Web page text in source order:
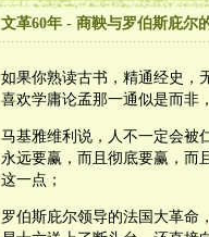
文革60年 - 商鞅与罗伯斯庇尔
如果你熟读古书，精通经史，
喜欢学庸论孟那一通似是而非
马基雅维利说，人不一定会被
永远要赢，而且彻底要赢，而
这一点；
罗伯斯庇尔领导的法国大革命